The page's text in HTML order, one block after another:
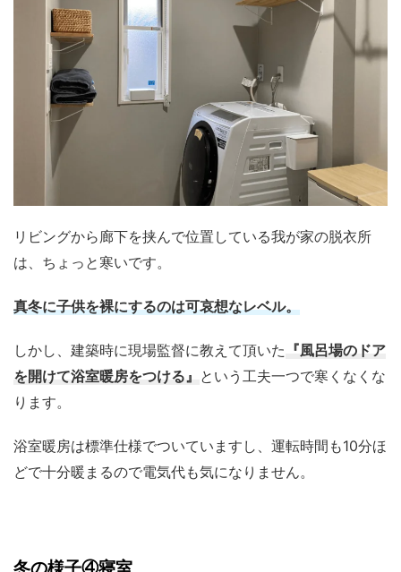
リビングから廊下を挟んで位置している我が家の脱衣所
は、ちょっと寒いです。
真冬に子供を裸にするのは可哀想なレベル。
しかし、建築時に現場監督に教えて頂いた 『風呂場のドア
を開けて浴室暖房をつける』 という工夫一つで寒くなくな
ります。
浴室暖房は標準仕様でついていますし、運転時間も10分ほ
どで十分暖まるので電気代も気になりません。
冬の様子④寝室